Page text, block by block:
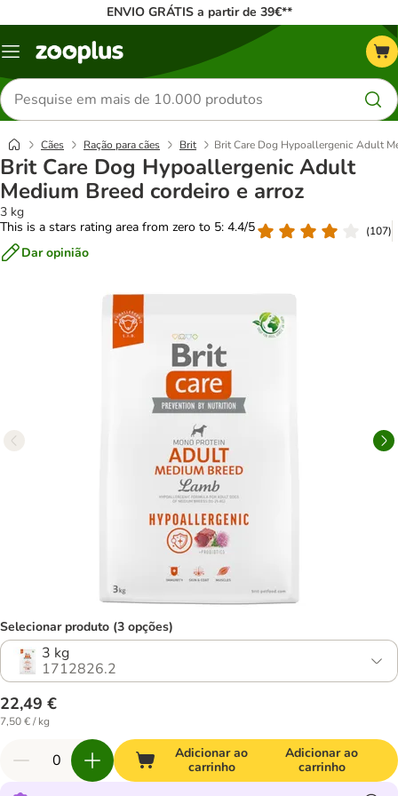
ENVIO GRÁTIS a partir de 39€**
Menu
Pesquisar
produtos
Cães Ração para cães Brit Brit Care Dog Hypoallergenic Adult
Brit Care Dog Hypoallergenic Adult
Medium Breed cordeiro e arroz
3 kg
This is a stars rating area from zero to 5: 4.4/5
(107)
Dar opinião
Selecionar produto (3 opções)
3 kg
1712826.2
22,49 €
7,50 € / kg
Adicionar ao
carrinho
Adicionar ao
carrinho